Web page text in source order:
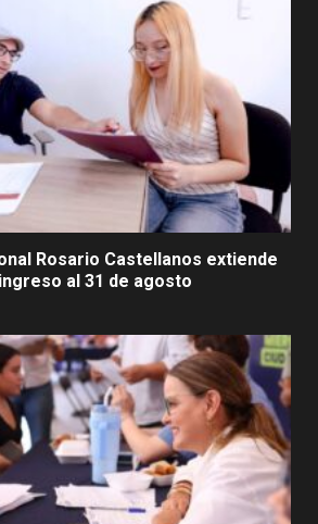
Rosario Castellanos extiende
al 31 de agosto